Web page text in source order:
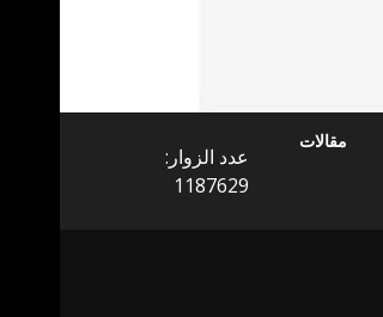
مقالات
عدد الزوار:
1187629